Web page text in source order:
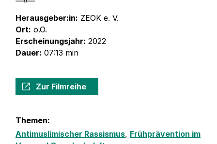
Herausgeber:in: ZEOK e. V.
Ort: o.O.
Erscheinungsjahr: 2022
Dauer: 07:13 min
Zur Filmreihe
Themen:
Antimuslimischer Rassismus, Frühprävention im